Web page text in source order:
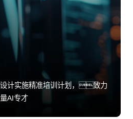
计实施精准培训计划，致力
AI专才